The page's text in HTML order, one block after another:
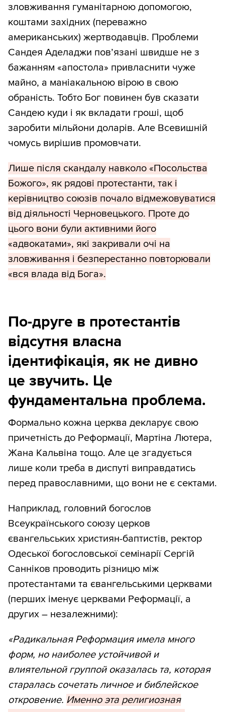
зловживання гуманітарною допомогою,
коштами західних (переважно
американських) жертводавців. Проблеми
Сандея Аделаджи пов’язані швидше не з
бажанням «апостола» привласнити чуже
майно, а маніакальною вірою в свою
обраність. Тобто Бог повинен був сказати
Сандею куди і як вкладати гроші, щоб
заробити мільйони доларів. Але Всевишній
чомусь вирішив промовчати.
Лише після скандалу навколо «Посольства
Божого», як рядові протестанти, так і
керівництво союзів почало відмежовуватися
від діяльності Черновецького. Проте до
цього вони були активними його
«адвокатами», які закривали очі на
зловживання і безперестанно повторювали
«вся влада від Бога».
По-друге в протестантів
відсутня власна
ідентифікація, як не дивно
це звучить. Це
фундаментальна проблема.
Формально кожна церква декларує свою
причетність до Реформації, Мартіна Лютера,
Жана Кальвіна тощо. Але це згадується
лише коли треба в диспуті виправдатись
перед православними, що вони не є сектами.
Наприклад, головний богослов
Всеукраїнського союзу церков
євангельських християн-баптистів, ректор
Одеської богословської семінарії Сергій
Санніков проводить різницю між
протестантами та євангельськими церквами
(перших іменує церквами Реформації, а
других – незалежними):
«Радикальная Реформация имела много
форм, но наиболее устойчивой и
влиятельной группой оказалась та, которая
старалась сочетать личное и библейское
откровение. Именно эта религиозная